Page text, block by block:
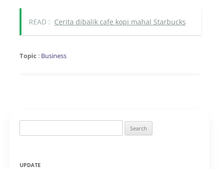
READ : Cerita dibalik cafe kopi mahal Starbucks
Topic : Business
for:
UPDATE